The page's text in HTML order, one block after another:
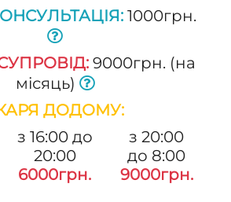
1000грн.
9000грн. (на
місяць)
ДОДОМУ:
з 16:00 до
20:00
6000грн.
з 20:00
до 8:00
9000грн.